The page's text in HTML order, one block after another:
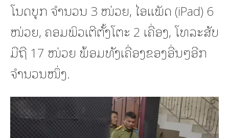
ໂນດບຸກ ຈໍານວນ 3 ໜ່ວຍ, ໄອແພັດ (iPad) 6
ໜ່ວຍ, ຄອມພິວເຕີຕັ້ງໂຕະ 2 ເຄື່ອງ, ໂທລະສັບ
ມືຖື 17 ໜ່ວຍ ພ້ອມທັງເຄື່ອງຂອງອື່ນໆອີກ
ຈໍານວນໜຶ່ງ.